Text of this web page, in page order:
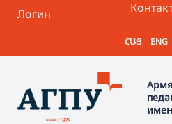
Логин
ՀԱՅ ENG